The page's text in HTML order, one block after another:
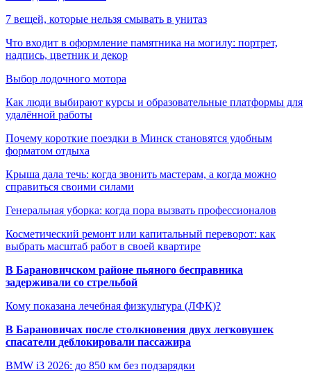
7 вещей, которые нельзя смывать в унитаз
Что входит в оформление памятника на могилу: портрет,
надпись, цветник и декор
Выбор лодочного мотора
Как люди выбирают курсы и образовательные платформы для
удалённой работы
Почему короткие поездки в Минск становятся удобным
форматом отдыха
Крыша дала течь: когда звонить мастерам, а когда можно
справиться своими силами
Генеральная уборка: когда пора вызвать профессионалов
Косметический ремонт или капитальный переворот: как
выбрать масштаб работ в своей квартире
В Барановичском районе пьяного бесправника
задерживали со стрельбой
Кому показана лечебная физкультура (ЛФК)?
В Барановичах после столкновения двух легковушек
спасатели деблокировали пассажира
BMW i3 2026: до 850 км без подзарядки